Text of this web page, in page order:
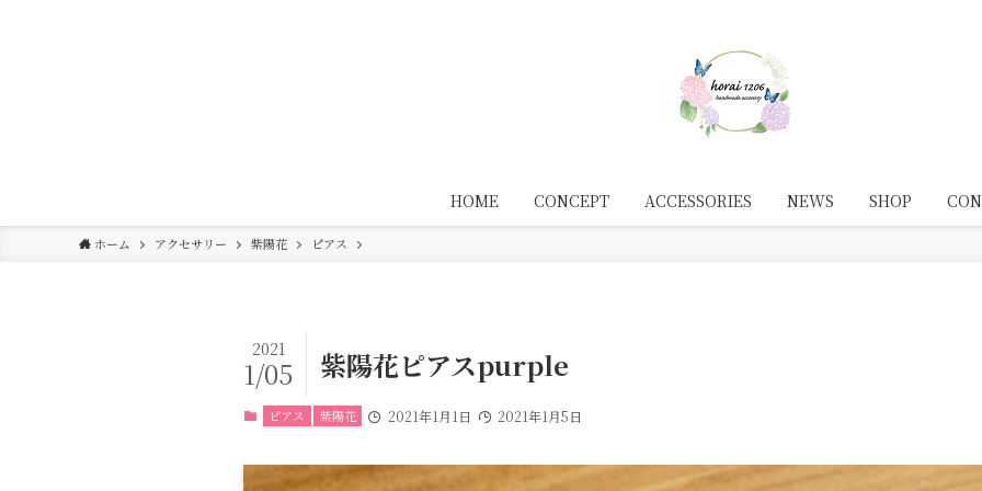
HOME CONCEPT ACCESSORIES NEWS SHOP
ホーム アクセサリー 紫陽花 ピアス
紫陽花ピアスpurple
2021
1/05
ピアス 紫陽花 2021年1月1日 2021年1月5日